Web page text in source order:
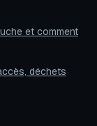
et comment
déchets